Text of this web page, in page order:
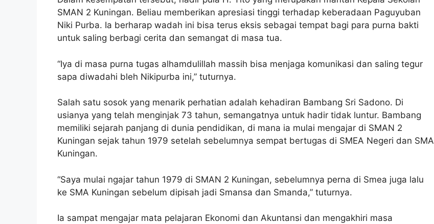
SMAN 2 Kuningan. Beliau memberikan apresiasi tinggi terhadap keberadaan Paguyuban
Niki Purba. Ia berharap wadah ini bisa terus eksis sebagai tempat bagi para purna bakti
untuk saling berbagi cerita dan semangat di masa tua.
“Iya di masa purna tugas alhamdulillah massih bisa menjaga komunikasi dan saling tegur
sapa diwadahi bleh Nikipurba ini,” tuturnya.
Salah satu sosok yang menarik perhatian adalah kehadiran Bambang Sri Sadono. Di
usianya yang telah menginjak 73 tahun, semangatnya untuk hadir tidak luntur. Bambang
memiliki sejarah panjang di dunia pendidikan, di mana ia mulai mengajar di SMAN 2
Kuningan sejak tahun 1979 setelah sebelumnya sempat bertugas di SMEA Negeri dan SMA
Kuningan.
“Saya mulai ngajar tahun 1979 di SMAN 2 Kuningan, sebelumnya perna di Smea juga lalu
ke SMA Kuningan sebelum dipisah jadi Smansa dan Smanda,” tuturnya.
Ia sampat mengajar mata pelajaran Ekonomi dan Akuntansi dan mengakhiri masa